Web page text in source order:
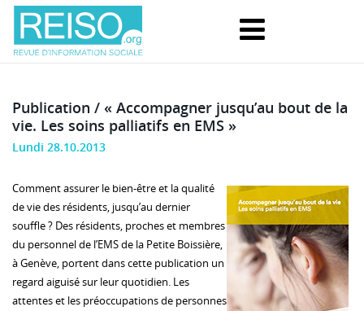
Publication / « Accompagner jusqu’au bout de la
vie. Les soins palliatifs en EMS »
Lundi 28.10.2013
Comment assurer le bien-être et la qualité
de vie des résidents, jusqu’au dernier
souffle ? Des résidents, proches et membres
du personnel de l’EMS de la Petite Boissière,
à Genève, portent dans cette publication un
regard aiguisé sur leur quotidien. Les
attentes et les préoccupations de personnes